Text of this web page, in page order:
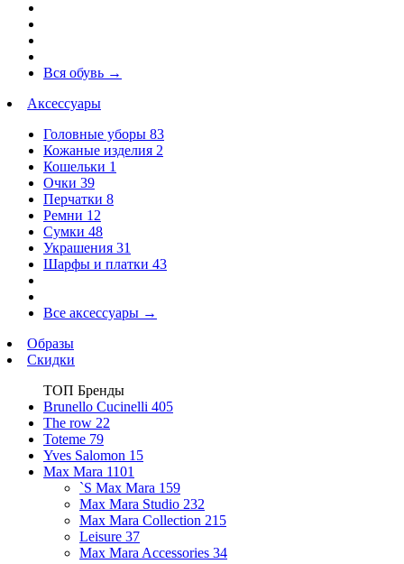
Вся обувь →
Аксессуары
Головные уборы 83
Кожаные изделия 2
Кошельки 1
Очки 39
Перчатки 8
Ремни 12
Сумки 48
Украшения 31
Шарфы и платки 43
Все аксессуары →
Образы
Скидки
ТОП Бренды
Brunello Cucinelli 405
The row 22
Toteme 79
Yves Salomon 15
Max Mara 1101
`S Max Mara 159
Max Mara Studio 232
Max Mara Collection 215
Leisure 37
Max Mara Accessories 34